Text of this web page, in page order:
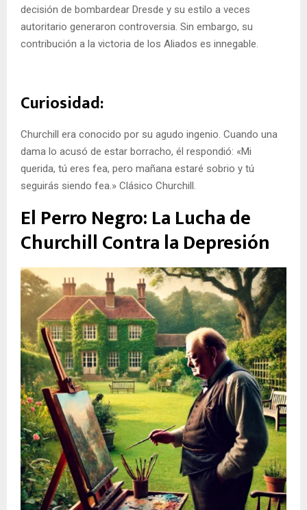
decisión de bombardear Dresde y su estilo a veces
autoritario generaron controversia. Sin embargo, su
contribución a la victoria de los Aliados es innegable.
Curiosidad:
Churchill era conocido por su agudo ingenio. Cuando una
dama lo acusó de estar borracho, él respondió: «Mi
querida, tú eres fea, pero mañana estaré sobrio y tú
seguirás siendo fea.» Clásico Churchill.
El Perro Negro: La Lucha de
Churchill Contra la Depresión